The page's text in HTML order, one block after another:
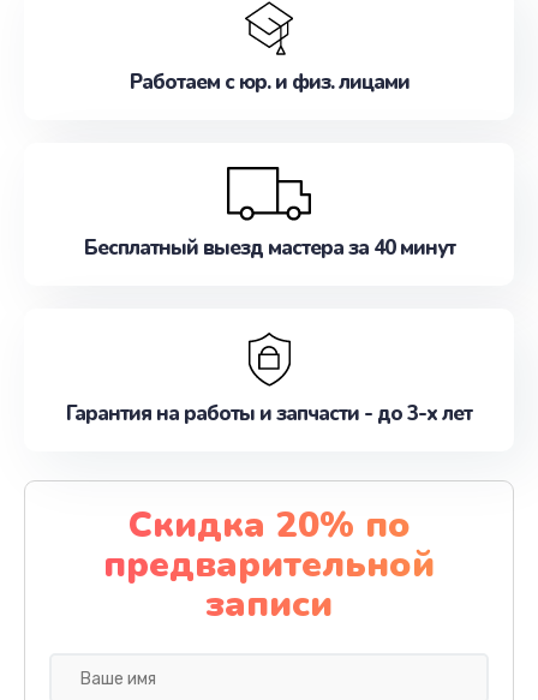
Работаем с юр. и физ. лицами
Бесплатный выезд мастера за 40 минут
Гарантия на работы и запчасти - до 3-х лет
Скидка 20% по
предварительной
записи